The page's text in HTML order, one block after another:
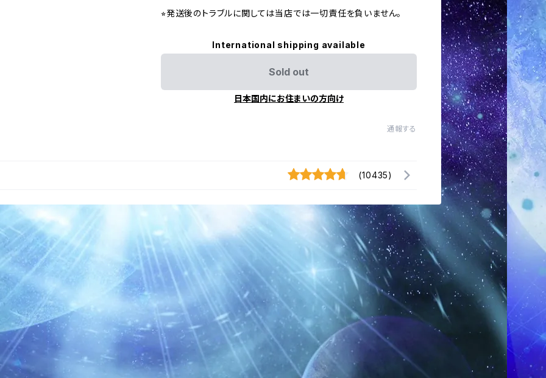
⭐︎発送後のトラブルに関しては当店では一切責任を負いません。
International shipping available
Sold out
日本国内にお住まいの方向け
通報する
(10435)